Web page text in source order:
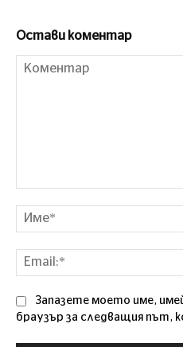
Остави коментар
Запазете моето име,
браузър за следващия път,